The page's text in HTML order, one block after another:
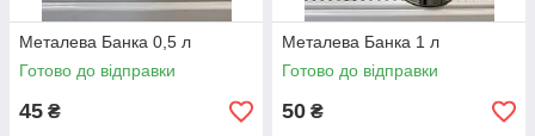
Металева Банка 0,5 л
Готово до відправки
45 ₴
Металева Банка 1 л
Готово до відправки
50 ₴